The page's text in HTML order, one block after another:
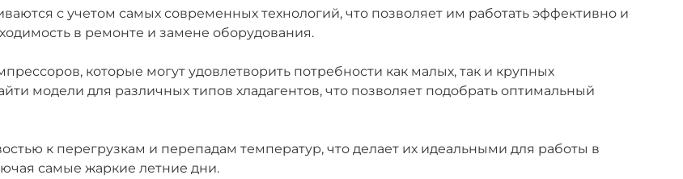
с учетом самых современных технологий, что позволяет им работать эффективно и
в ремонте и замене оборудования.
которые могут удовлетворить потребности как малых, так и крупных
модели для различных типов хладагентов, что позволяет подобрать оптимальный
к перегрузкам и перепадам температур, что делает их идеальными для работы в
самые жаркие летние дни.